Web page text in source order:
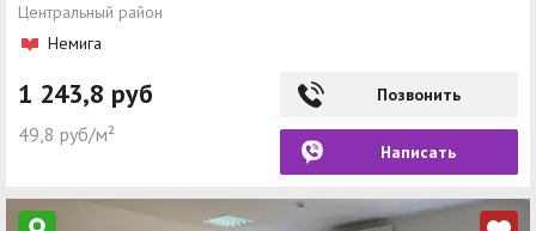
Грузовое такси
Центральный район
Немига
1 243,8 руб
49,8 руб/м²
Позвонить
Написать